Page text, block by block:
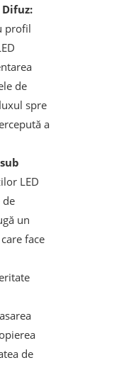
profil
de
spre
a
LED
de
un
face
de